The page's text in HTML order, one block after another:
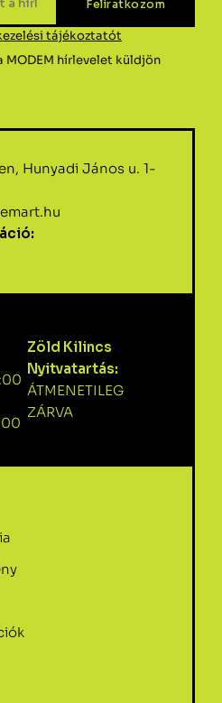
tájékoztatót
MODEM hírlevelet küldjön
Hunyadi János u. 1-
Zöld Kilincs
Nyitvatartás:
ÁTMENETILEG
ZÁRVA